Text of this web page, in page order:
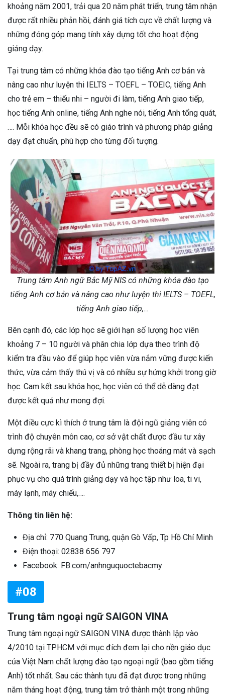
khoảng năm 2001, trải qua 20 năm phát triển, trung tâm nhận
được rất nhiều phản hồi, đánh giá tích cực về chất lượng và
những đóng góp mang tính xây dựng tốt cho hoạt động
giảng dạy.
Tại trung tâm có những khóa đào tạo tiếng Anh cơ bản và
nâng cao như luyện thi IELTS – TOEFL – TOEIC, tiếng Anh
cho trẻ em – thiếu nhi – người đi làm, tiếng Anh giao tiếp,
học tiếng Anh online, tiếng Anh nghe nói, tiếng Anh tổng quát,
…. Mỗi khóa học đều sẽ có giáo trình và phương pháp giảng
dạy đạt chuẩn, phù hợp cho từng đối tượng.
Trung tâm Anh ngữ Bắc Mỹ NIS có những khóa đào tạo
tiếng Anh cơ bản và nâng cao như luyện thi IELTS – TOEFL,
tiếng Anh giao tiếp,…
Bên cạnh đó, các lớp học sẽ giới hạn số lượng học viên
khoảng 7 – 10 người và phân chia lớp dựa theo trình độ
kiểm tra đầu vào để giúp học viên vừa nắm vững được kiến
thức, vừa cảm thấy thú vị và có nhiều sự hứng khởi trong giờ
học. Cam kết sau khóa học, học viên có thể dễ dàng đạt
được kết quả như mong đợi.
Một điều cực kì thích ở trung tâm là đội ngũ giảng viên có
trình độ chuyên môn cao, cơ sở vật chất được đầu tư xây
dựng rộng rãi và khang trang, phòng học thoáng mát và sạch
sẽ. Ngoài ra, trang bị đầy đủ những trang thiết bị hiện đại
phục vụ cho quá trình giảng dạy và học tập như loa, ti vi,
máy lạnh, máy chiếu,….
Thông tin liên hệ:
Địa chỉ: 770 Quang Trung, quận Gò Vấp, Tp Hồ Chí Minh
Điện thoại: 02838 656 797
Facebook: FB.com/anhnguquoctebacmy
#08
Trung tâm ngoại ngữ SAIGON VINA
Trung tâm ngoại ngữ SAIGON VINA được thành lập vào
4/2010 tại TPHCM với mục đích đem lại cho nền giáo dục
của Việt Nam chất lượng đào tạo ngoại ngữ (bao gồm tiếng
Anh) tốt nhất. Sau các thành tựu đã đạt được trong những
năm tháng hoạt động, trung tâm trở thành một trong những